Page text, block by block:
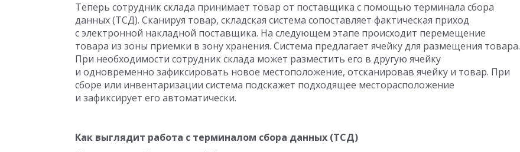
Теперь сотрудник склада принимает товар от поставщика с помощью терминала сбора
данных (ТСД). Сканируя товар, складская система сопоставляет фактическая приход
с электронной накладной поставщика. На следующем этапе происходит перемещение
товара из зоны приемки в зону хранения. Система предлагает ячейку для размещения товара.
При необходимости сотрудник склада может разместить его в другую ячейку
и одновременно зафиксировать новое местоположение, отсканировав ячейку и товар. При
сборе или инвентаризации система подскажет подходящее месторасположение
и зафиксирует его автоматически.
Как выглядит работа с терминалом сбора данных (ТСД)